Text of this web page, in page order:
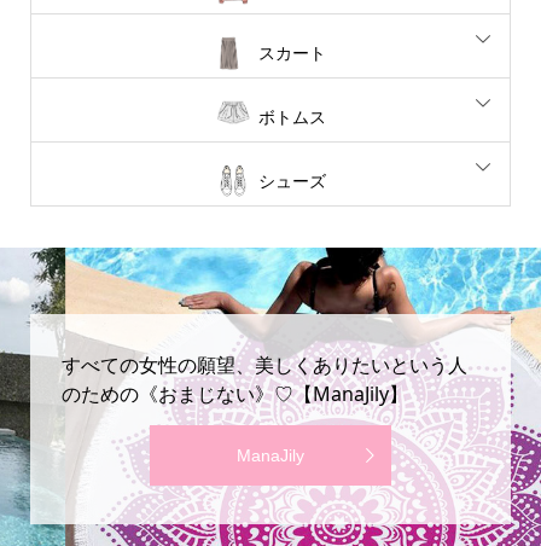
スカート
ボトムス
シューズ
すべての女性の願望、美しくありたいという人
のための《おまじない》♡【ManaJily】
ManaJily